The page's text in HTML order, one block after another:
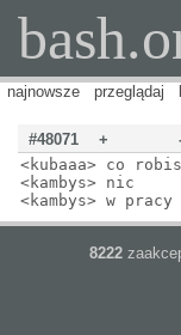
najnowsze przeglądaj
#48071 +
<kubaaa> co
<kambys> nic
<kambys> w
8222